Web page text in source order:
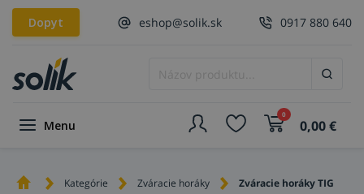
Dopyt eshop@solik.sk 0917 880 640
Menu
0
0,00€
Kategórie Zváracie horáky Zváracie horáky TIG